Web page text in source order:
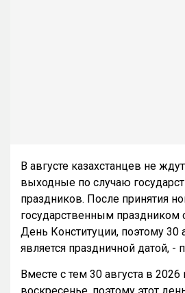
В августе казахстанцев не
выходные по случаю
праздников. После принятия
государственным праздником
День Конституции, поэтому 30
является праздничной датой, -
Вместе с тем 30 августа в